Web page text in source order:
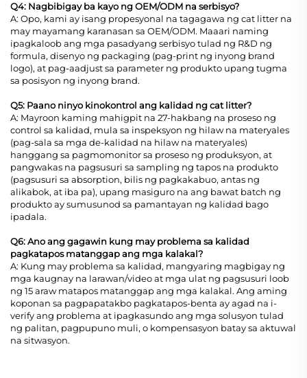
Q4: Nagbibigay ba kayo ng OEM/ODM na serbisyo?
A: Opo, kami ay isang propesyonal na tagagawa ng cat litter na
may mayamang karanasan sa OEM/ODM. Maaari naming
ipagkaloob ang mga pasadyang serbisyo tulad ng R&D ng
formula, disenyo ng packaging (pag-print ng inyong brand
logo), at pag-aadjust sa parameter ng produkto upang tugma
sa posisyon ng inyong brand.
Q5: Paano ninyo kinokontrol ang kalidad ng cat litter?
A: Mayroon kaming mahigpit na 27-hakbang na proseso ng
control sa kalidad, mula sa inspeksyon ng hilaw na materyales
(pag-sala sa mga de-kalidad na hilaw na materyales)
hanggang sa pagmomonitor sa proseso ng produksyon, at
pangwakas na pagsusuri sa sampling ng tapos na produkto
(pagsusuri sa absorption, bilis ng pagkakabuo, antas ng
alikabok, at iba pa), upang masiguro na ang bawat batch ng
produkto ay sumusunod sa pamantayan ng kalidad bago
ipadala.
Q6: Ano ang gagawin kung may problema sa kalidad
pagkatapos matanggap ang mga kalakal?
A: Kung may problema sa kalidad, mangyaring magbigay ng
mga kaugnay na larawan/video at mga ulat ng pagsusuri loob
ng 15 araw matapos matanggap ang mga kalakal. Ang aming
koponan sa pagpapatakbo pagkatapos-benta ay agad na i-
verify ang problema at ipagkasundo ang mga solusyon tulad
ng palitan, pagpupuno muli, o kompensasyon batay sa aktuwal
na sitwasyon.